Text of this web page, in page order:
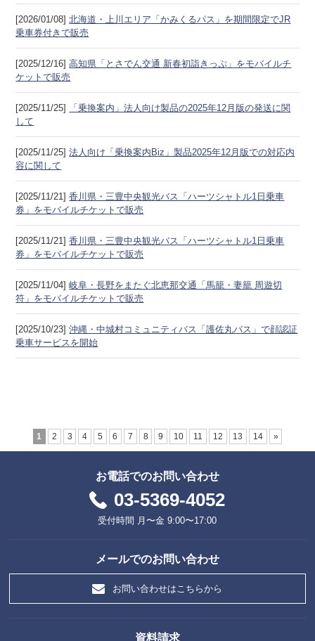
[2026/01/08]北海道・上川エリア「かみくるパス」を期間限定でJR
乗車券付きで販売
[2025/12/16]高知県「とさでん交通 新春初詣きっぷ」をモバイルチ
ケットで販売
[2025/11/25]
「乗換案内」法人向け製品の2025年12月版の発送に関
して
[2025/11/25]法人向け「乗換案内Biz」製品2025年12月版での対応内
容に関して
[2025/11/21]香川県・三豊中央観光バス「ハーツシャトル1日乗車
券」をモバイルチケットで販売
[2025/11/21]香川県・三豊中央観光バス「ハーツシャトル1日乗車
券」をモバイルチケットで販売
[2025/11/04]岐阜・長野をまたぐ北恵那交通「馬籠・妻籠 周遊切
符」をモバイルチケットで販売
[2025/10/23]沖縄・中城村コミュニティバス「護佐丸バス」で顔認証
乗車サービスを開始
1 2 3 4 5 6 7 8 9 10 11 12 13 14 »
お電話でのお問い合わせ
03-5369-4052
受付時間 月〜金 9:00〜17:00
メールでのお問い合わせ
お問い合わせはこちらから
資料請求